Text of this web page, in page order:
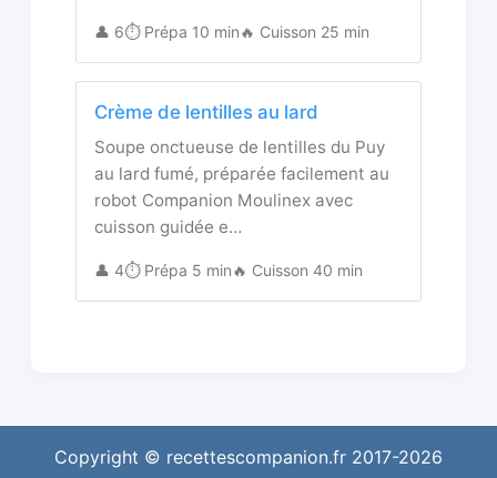
👤 6⏱️ Prépa 10 min🔥 Cuisson 25 min
Crème de lentilles au lard
Soupe onctueuse de lentilles du Puy
au lard fumé, préparée facilement au
robot Companion Moulinex avec
cuisson guidée e…
👤 4⏱️ Prépa 5 min🔥 Cuisson 40 min
Copyright © recettescompanion.fr 2017-2026